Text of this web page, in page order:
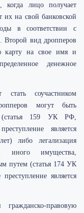
когда лицо получает
их на свой банковской
в соответствии с
Второй вид дропперов
карту на свое имя и
денежное
соучастником
могут быть
(статья 159 УК РФ,
является
либо легализация
иного имущества,
путем (статья 174 УК
является
правовую